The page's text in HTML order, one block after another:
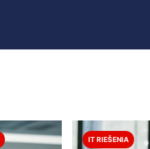
IT RIEŠENIA